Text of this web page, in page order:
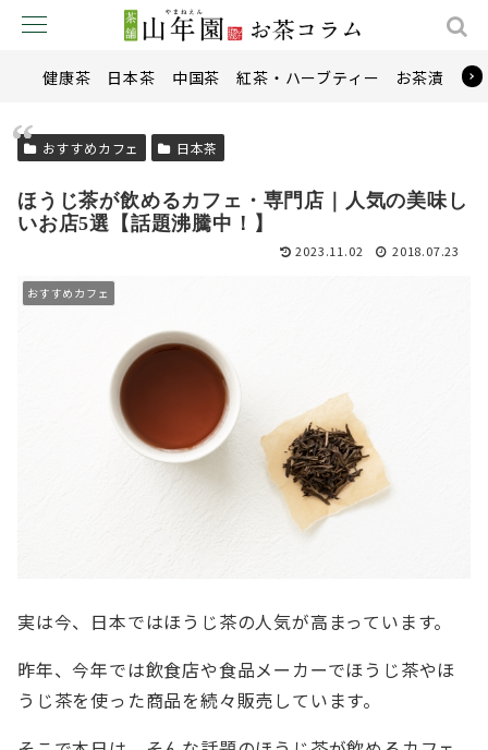
健康茶 日本茶 中国茶 紅茶・ハーブティー お茶漬け
おすすめカフェ 日本茶
ほうじ茶が飲めるカフェ・専門店｜人気の美味し
いお店5選【話題沸騰中！】
2023.11.02 2018.07.23
おすすめカフェ
実は今、日本ではほうじ茶の人気が高まっています。
昨年、今年では飲食店や食品メーカーでほうじ茶やほ
うじ茶を使った商品を続々販売しています。